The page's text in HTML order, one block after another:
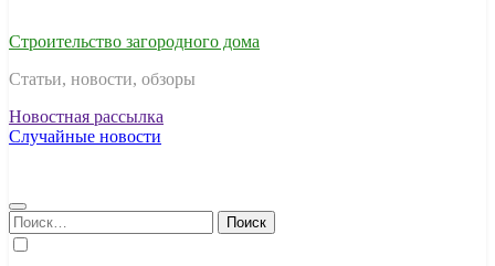
Строительство загородного дома
Статьи, новости, обзоры
Новостная рассылка
Случайные новости
Найти: